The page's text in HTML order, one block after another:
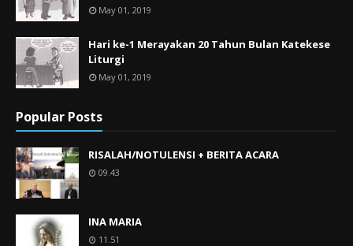
May 01, 2019
Hari ke-1 Merayakan 20 Tahun Bulan Katekese
Liturgi
May 01, 2019
Popular Posts
RISALAH/NOTULENSI + BERITA ACARA
09.43
INA MARIA
11.51